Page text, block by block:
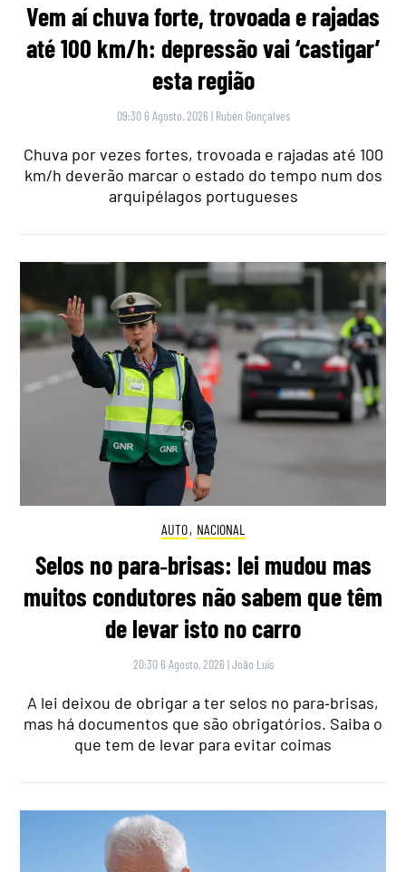
Vem aí chuva forte, trovoada e rajadas
até 100 km/h: depressão vai ‘castigar’
esta região
09:30 6 Agosto, 2026 | Rubén Gonçalves
Chuva por vezes fortes, trovoada e rajadas até 100
km/h deverão marcar o estado do tempo num dos
arquipélagos portugueses
AUTO, NACIONAL
Selos no para‑brisas: lei mudou mas
muitos condutores não sabem que têm
de levar isto no carro
20:30 6 Agosto, 2026 |João Luís
A lei deixou de obrigar a ter selos no para‑brisas,
mas há documentos que são obrigatórios. Saiba o
que tem de levar para evitar coimas